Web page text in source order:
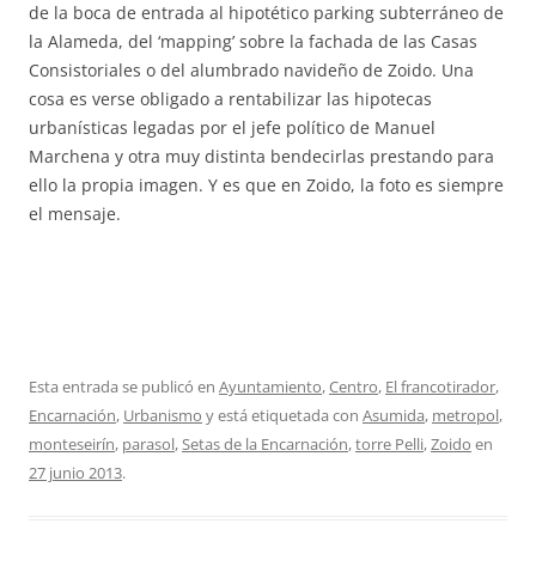
de la boca de entrada al hipotético parking subterráneo de
la Alameda, del ‘mapping’ sobre la fachada de las Casas
Consistoriales o del alumbrado navideño de Zoido. Una
cosa es verse obligado a rentabilizar las hipotecas
urbanísticas legadas por el jefe político de Manuel
Marchena y otra muy distinta bendecirlas prestando para
ello la propia imagen. Y es que en Zoido, la foto es siempre
el mensaje.
Esta entrada se publicó en Ayuntamiento,Centro, El francotirador,
Encarnación, Urbanismo y está etiquetada con Asumida, metropol,
monteseirín, parasol,Setas de la Encarnación,torre Pelli,Zoido en
27 junio 2013.